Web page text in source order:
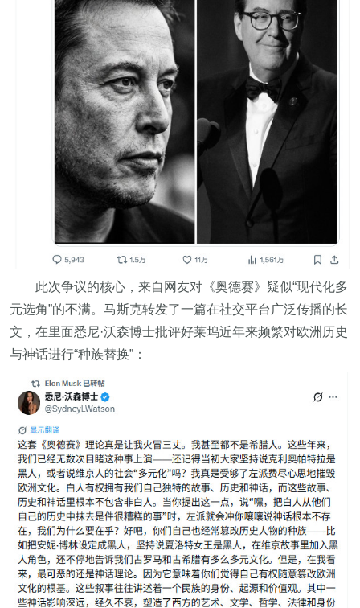
此次争议的核心，来自网友对《奥德赛》疑似“现代化多
元选角”的不满。马斯克转发了一篇在社交平台广泛传播的长
文，在里面悉尼·沃森博士批评好莱坞近年来频繁对欧洲历史
与神话进行“种族替换”：